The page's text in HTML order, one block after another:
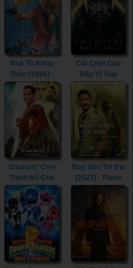
Nhà Tù Khỏa
Thân (1986) -
The Naked
Cage (1986)
Cái Chết Của
Bảy Vị Vua
(2023) - The
Last Kingdom:
Seven Kings
Must Die (2023)
Shazam! Cơn
Thịnh Nộ Của
Các Vị Thần
(2023) -
Shazam! Fury of
the Gods (2023)
Bay Vào Tử Địa
(2023) - Plane